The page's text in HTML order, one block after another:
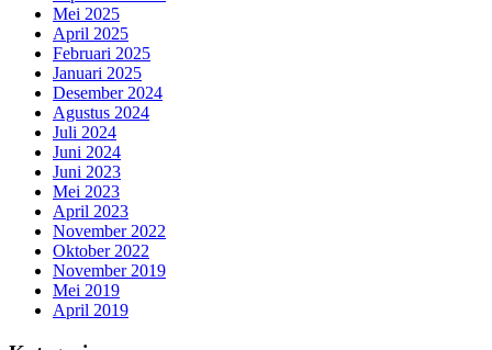
Mei 2025
April 2025
Februari 2025
Januari 2025
Desember 2024
Agustus 2024
Juli 2024
Juni 2024
Juni 2023
Mei 2023
April 2023
November 2022
Oktober 2022
November 2019
Mei 2019
April 2019